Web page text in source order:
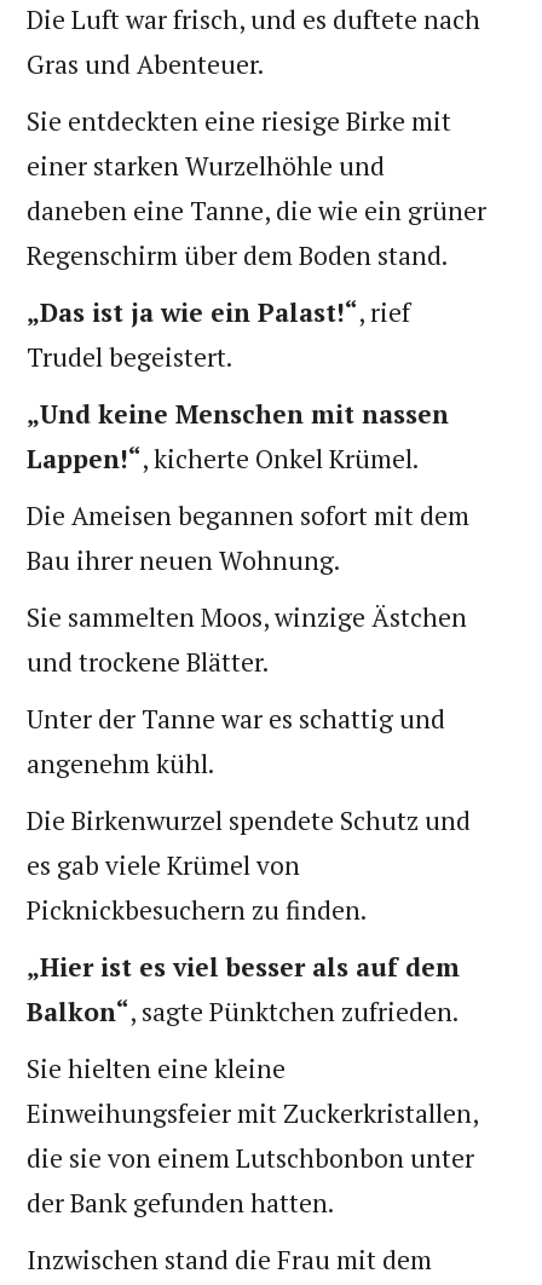
Die Luft war frisch, und es duftete nach
Gras und Abenteuer.
Sie entdeckten eine riesige Birke mit
einer starken Wurzelhöhle und
daneben eine Tanne, die wie ein grüner
Regenschirm über dem Boden stand.
„Das ist ja wie ein Palast!“, rief
Trudel begeistert.
„Und keine Menschen mit nassen
Lappen!“, kicherte Onkel Krümel.
Die Ameisen begannen sofort mit dem
Bau ihrer neuen Wohnung.
Sie sammelten Moos, winzige Ästchen
und trockene Blätter.
Unter der Tanne war es schattig und
angenehm kühl.
Die Birkenwurzel spendete Schutz und
es gab viele Krümel von
Picknickbesuchern zu finden.
„Hier ist es viel besser als auf dem
Balkon“, sagte Pünktchen zufrieden.
Sie hielten eine kleine
Einweihungsfeier mit Zuckerkristallen,
die sie von einem Lutschbonbon unter
der Bank gefunden hatten.
Inzwischen stand die Frau mit dem